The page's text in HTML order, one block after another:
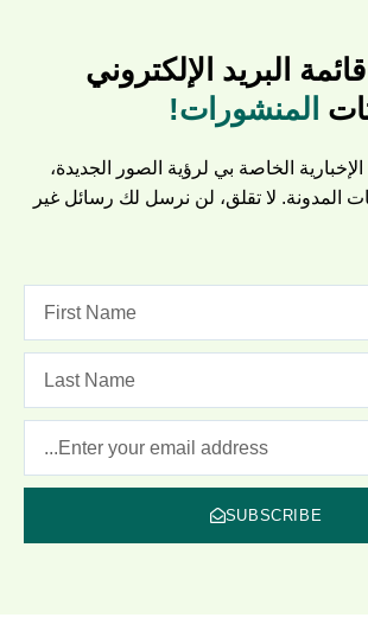
البريد الإلكتروني
المنشورات!
الخاصة بي لرؤية الصور الجديدة،
المدونة. لا تقلق، لن نرسل لك رسائل غير
SUBSCRIBE